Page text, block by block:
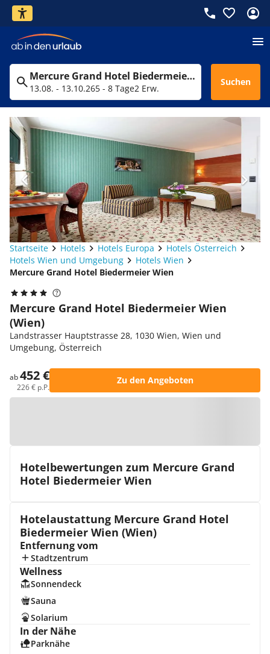
Mercure Grand Hotel Biedermeier Wien
13.08. - 13.10.265 - 8 Tage2 Erw.
Suchen
Startseite Hotels Hotels Europa
Hotels Österreich
Hotels Wien und Umgebung
Hotels Wien
Mercure Grand Hotel Biedermeier Wien
Mercure Grand Hotel Biedermeier Wien
(Wien)
Landstrasser Hauptstrasse 28, 1030 Wien, Wien und
Umgebung, Österreich
ab452 €
226 € p.P.
Zu den Angeboten
Hotelbewertungen zum Mercure Grand
Hotel Biedermeier Wien
Hotelaustattung Mercure Grand Hotel
Biedermeier Wien (Wien)
Entfernung vom
Stadtzentrum
Wellness
Sonnendeck
Sauna
Solarium
In der Nähe
Parknähe